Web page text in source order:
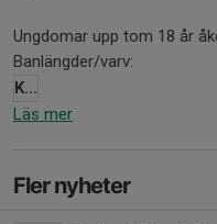
Ungdomar upp tom 18 år
Banlängder/varv:
K...
Läs mer
Fler nyheter